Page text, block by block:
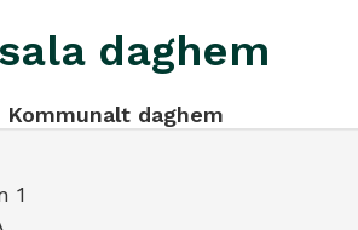
daghem
daghem
1